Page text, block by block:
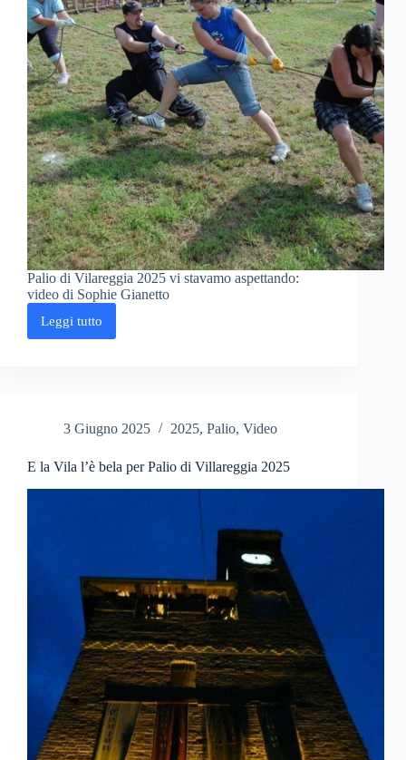
Palio di Vilareggia 2025 vi stavamo aspettando:
video di Sophie Gianetto
Leggi tutto
Palio
di
3 Giugno 2025 2025, Palio, Video
E la Vila l’è bela per Palio di Villareggia 2025